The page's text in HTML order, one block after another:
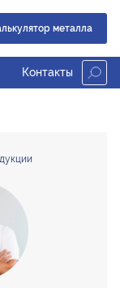
металла
Контакты